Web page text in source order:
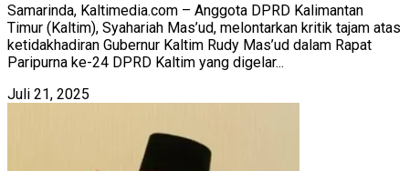
Samarinda, Kaltimedia.com – Anggota DPRD Kalimantan
Timur (Kaltim), Syahariah Mas’ud, melontarkan kritik tajam atas
ketidakhadiran Gubernur Kaltim Rudy Mas’ud dalam Rapat
Paripurna ke-24 DPRD Kaltim yang digelar...
Juli 21, 2025